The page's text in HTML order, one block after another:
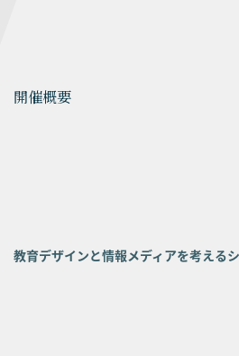
開催概要
教育デザインと情報メディアを考える